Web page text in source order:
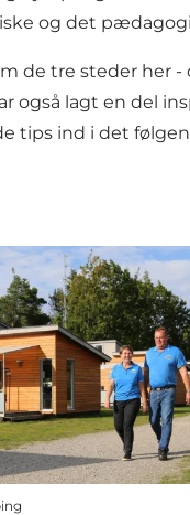
og det
de tre steder her -
også lagt en del
tips ind i det